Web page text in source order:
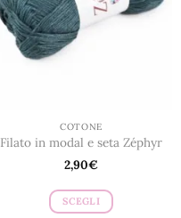
COTONE
Filato in modal e seta Zéphyr
2,90€
SCEGLI